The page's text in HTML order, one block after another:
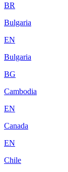
BR
Bulgaria
EN
Bulgaria
BG
Cambodia
EN
Canada
EN
Chile